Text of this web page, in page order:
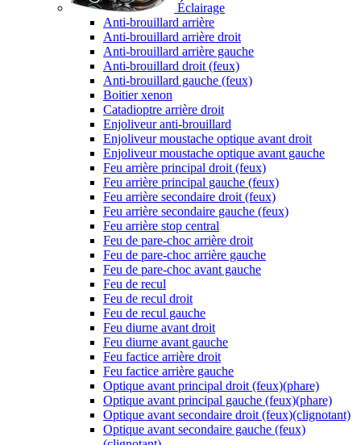
Éclairage
Anti-brouillard arrière
Anti-brouillard arrière droit
Anti-brouillard arrière gauche
Anti-brouillard droit (feux)
Anti-brouillard gauche (feux)
Boitier xenon
Catadioptre arrière droit
Enjoliveur anti-brouillard
Enjoliveur moustache optique avant droit
Enjoliveur moustache optique avant gauche
Feu arrière principal droit (feux)
Feu arrière principal gauche (feux)
Feu arrière secondaire droit (feux)
Feu arrière secondaire gauche (feux)
Feu arrière stop central
Feu de pare-choc arrière droit
Feu de pare-choc arrière gauche
Feu de pare-choc avant gauche
Feu de recul
Feu de recul droit
Feu de recul gauche
Feu diurne avant droit
Feu diurne avant gauche
Feu factice arrière droit
Feu factice arrière gauche
Optique avant principal droit (feux)(phare)
Optique avant principal gauche (feux)(phare)
Optique avant secondaire droit (feux)(clignotant)
Optique avant secondaire gauche (feux)